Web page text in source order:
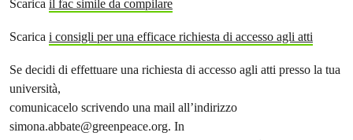
Scarica il fac simile da compilare
Scarica i consigli per una efficace richiesta di accesso agli atti
Se decidi di effettuare una richiesta di accesso agli atti presso la tua
università,
comunicacelo scrivendo una mail all’indirizzo
simona.abbate@greenpeace.org. In